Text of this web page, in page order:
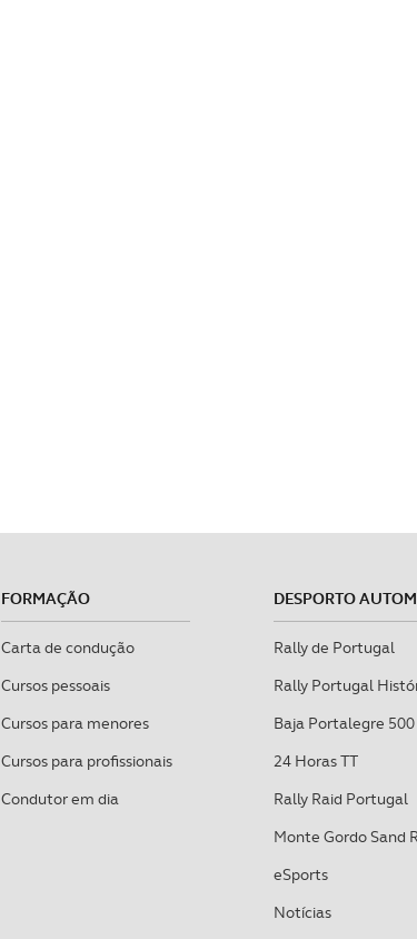
FORMAÇÃO
Carta de condução
Cursos pessoais
Cursos para menores
Cursos para profissionais
Condutor em dia
DESPORTO
Rally de Portugal
Rally Portugal
Baja Portalegre 500
24 Horas TT
Rally Raid Portugal
Monte Gordo Sand
eSports
Notícias